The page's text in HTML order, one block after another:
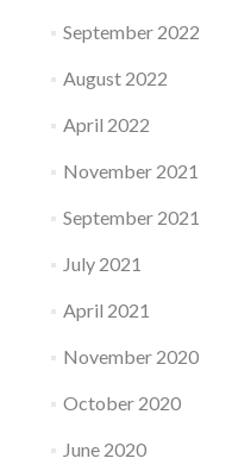
September 2022
August 2022
April 2022
November 2021
September 2021
July 2021
April 2021
November 2020
October 2020
June 2020